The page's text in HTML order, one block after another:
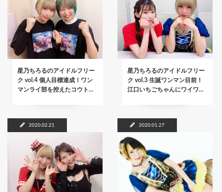
星乃ちろるのアイドルフリー
ク vol.4 個人目標達成！ワン
マンライ部を控えたコウト…
星乃ちろるのアイドルフリー
ク vol.3 生誕ワンマン目前！
江口いちごちゃんにワイワ…
2020.02.21 2020.01.27